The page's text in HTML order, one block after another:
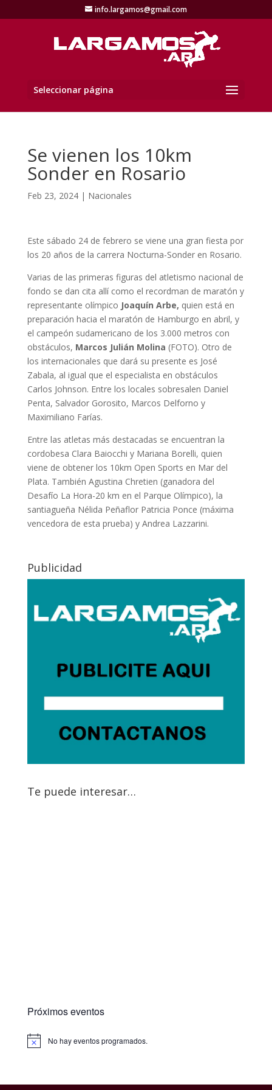
info.largamos@gmail.com
Seleccionar página
Se vienen los 10km
Sonder en Rosario
Feb 23, 2024| Nacionales
Este sábado 24 de febrero se viene una gran fiesta por
los 20 años de la carrera Nocturna-Sonder en Rosario.
Varias de las primeras figuras del atletismo nacional de
fondo se dan cita allí como el recordman de maratón y
representante olímpico Joaquín Arbe, quien está en
preparación hacia el maratón de Hamburgo en abril, y
el campeón sudamericano de los 3.000 metros con
obstáculos, Marcos Julián Molina (FOTO). Otro de
los internacionales que dará su presente es José
Zabala, al igual que el especialista en obstáculos
Carlos Johnson. Entre los locales sobresalen Daniel
Penta, Salvador Gorosito, Marcos Delforno y
Maximiliano Farías.
Entre las atletas más destacadas se encuentran la
cordobesa Clara Baiocchi y Mariana Borelli, quien
viene de obtener los 10km Open Sports en Mar del
Plata. También Agustina Chretien (ganadora del
Desafío La Hora-20 km en el Parque Olímpico), la
santiagueña Nélida Peñaflor Patricia Ponce (máxima
vencedora de esta prueba) y Andrea Lazzarini.
Publicidad
Te puede interesar…
Próximos eventos
No hay eventos programados.